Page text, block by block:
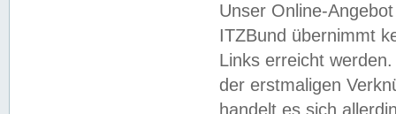
Unser Online-
ITZBund übernimmt
Links erreicht
der erstmaligen
handelt es sich